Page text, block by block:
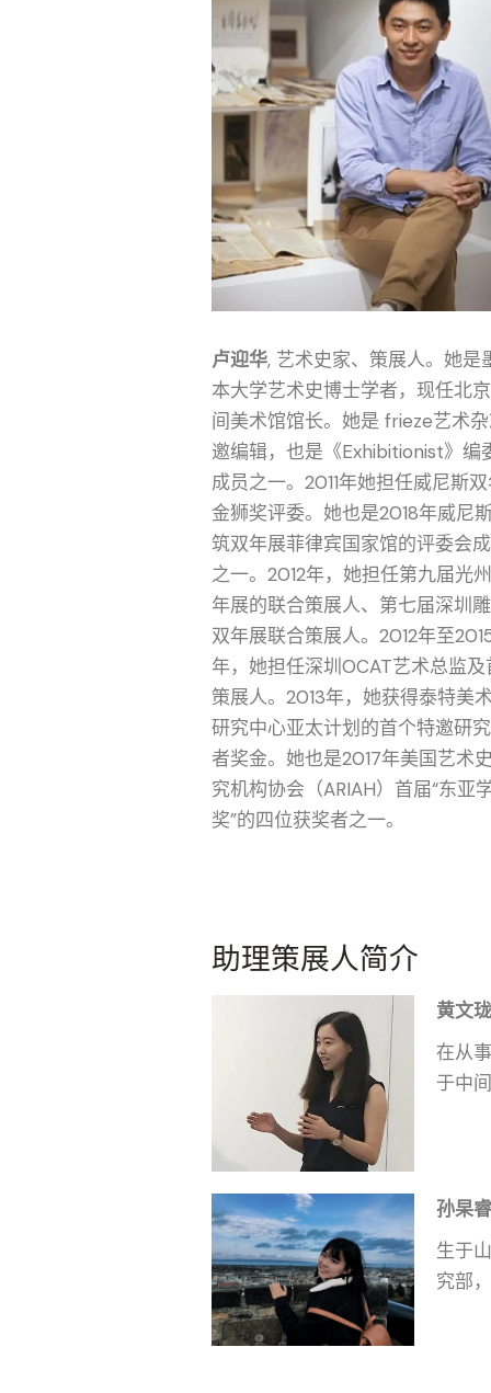
卢迎华, 艺术史家、策展人。她是
本大学艺术史博士学者，现任北
间美术馆馆长。她是 frieze艺术
邀编辑，也是《Exhibitionist》编
成员之一。2011年她担任威尼斯
金狮奖评委。她也是2018年威尼
筑双年展菲律宾国家馆的评委会
之一。2012年，她担任第九届光
年展的联合策展人、第七届深圳
双年展联合策展人。2012年至
年，她担任深圳OCAT艺术总监及
策展人。2013年，她获得泰特美
研究中心亚太计划的首个特邀研
者奖金。她也是2017年美国艺术
究机构协会（ARIAH）首届“东亚
奖”的四位获奖者之一。
助理策展人简介
黄文珑
在从
于中
孙杲睿
生于
究部